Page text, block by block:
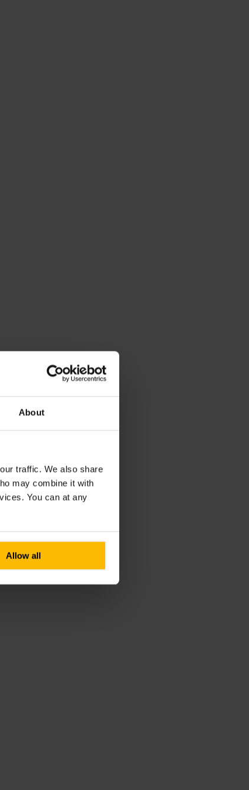
About
traffic. We also share
may combine it with
You can at any
Allow all